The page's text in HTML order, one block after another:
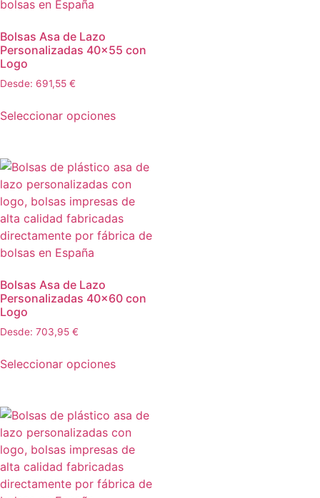
Bolsas Asa de Lazo
Personalizadas 40×55 con
Logo
Desde: 691,55 €
Seleccionar opciones
Bolsas Asa de Lazo
Personalizadas 40×60 con
Logo
Desde: 703,95 €
Seleccionar opciones